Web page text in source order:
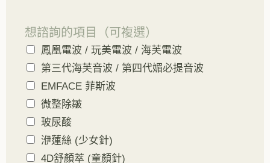
想諮詢的項目（可複選）
鳳凰電波 / 玩美電波 / 海芙電波
第三代海芙音波 / 第四代媚必提音波
EMFACE 菲斯波
微整除皺
玻尿酸
洢蓮絲 (少女針)
4D舒顏萃 (童顏針)